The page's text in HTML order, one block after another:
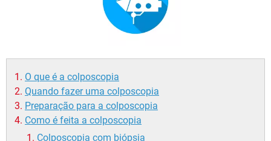
O que é a colposcopia
Quando fazer uma colposcopia
Preparação para a colposcopia
Como é feita a colposcopia
Colposcopia com biópsia